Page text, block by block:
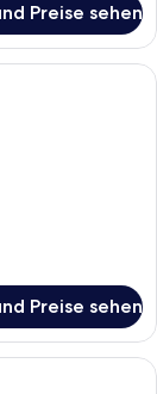
Preise sehen
Select-
Preise sehen
Select-